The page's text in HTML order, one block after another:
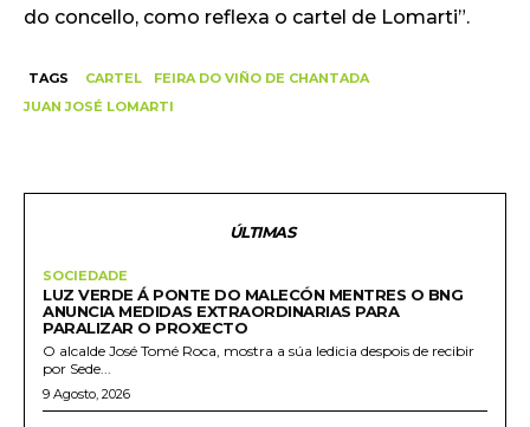
do concello, como reflexa o cartel de Lomarti”.
TAGS CARTEL
FEIRA DO VIÑO DE CHANTADA
JUAN JOSÉ LOMARTI
ÚLTIMAS
SOCIEDADE
LUZ VERDE Á PONTE DO MALECÓN MENTRES O BNG
ANUNCIA MEDIDAS EXTRAORDINARIAS PARA
PARALIZAR O PROXECTO
O alcalde José Tomé Roca, mostra a súa ledicia despois de recibir
por Sede...
9 Agosto, 2026